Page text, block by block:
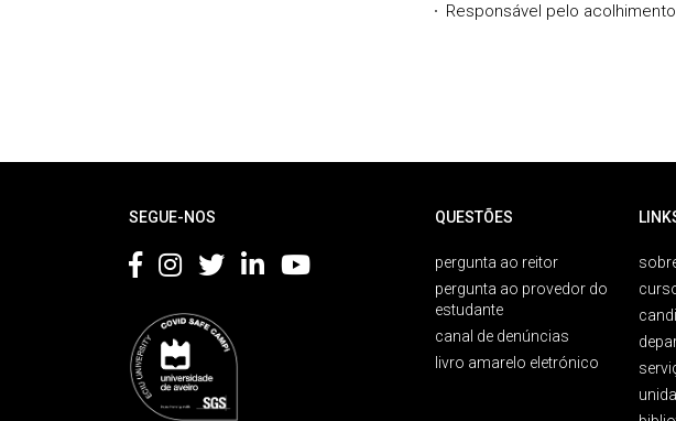
Responsável pelo
SEGUE-NOS QUESTÕES
pergunta ao reitor
pergunta ao provedor do
estudante
canal de denúncias
livro amarelo eletrónico